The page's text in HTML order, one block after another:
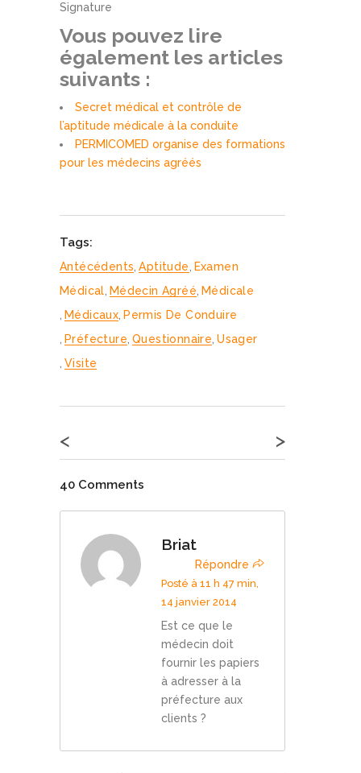
Signature
Vous pouvez lire
également les articles
suivants :
Secret médical et contrôle de
l’aptitude médicale à la conduite
PERMICOMED organise des formations
pour les médecins agréés
Tags:
Antécédents, Aptitude, Examen
Médical, Médecin Agréé, Médicale
, Médicaux, Permis De Conduire
, Préfecture, Questionnaire, Usager
, Visite
< >
40 Comments
Briat
Répondre
Posté à 11 h 47 min,
14 janvier 2014
Est ce que le
médecin doit
fournir les papiers
à adresser à la
préfecture aux
clients ?